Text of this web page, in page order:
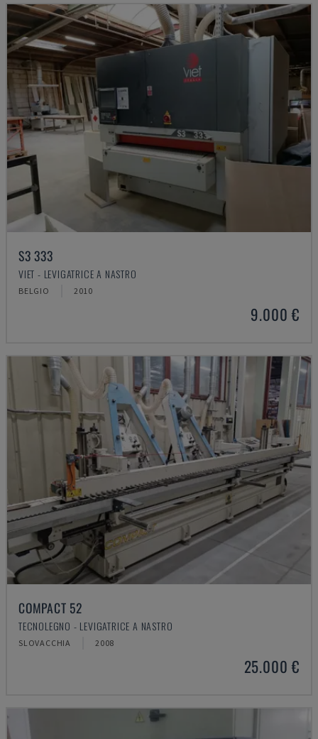
S3 333
VIET - LEVIGATRICE A NASTRO
BELGIO 2010
9.000 €
COMPACT 52
TECNOLEGNO - LEVIGATRICE A NASTRO
SLOVACCHIA 2008
25.000 €